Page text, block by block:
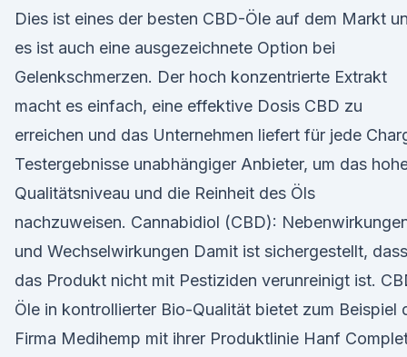
Dies ist eines der besten CBD-Öle auf dem Markt
es ist auch eine ausgezeichnete Option bei
Gelenkschmerzen. Der hoch konzentrierte Extrakt
macht es einfach, eine effektive Dosis CBD zu
erreichen und das Unternehmen liefert für jede
Testergebnisse unabhängiger Anbieter, um das
Qualitätsniveau und die Reinheit des Öls
nachzuweisen. Cannabidiol (CBD):
und Wechselwirkungen Damit ist sichergestellt, dass
das Produkt nicht mit Pestiziden verunreinigt ist.
Öle in kontrollierter Bio-Qualität bietet zum Beispiel
Firma Medihemp mit ihrer Produktlinie Hanf